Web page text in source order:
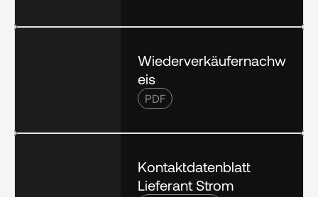
Wiederverkäufernachw
eis
PDF
Kontaktdatenblatt
Lieferant Strom